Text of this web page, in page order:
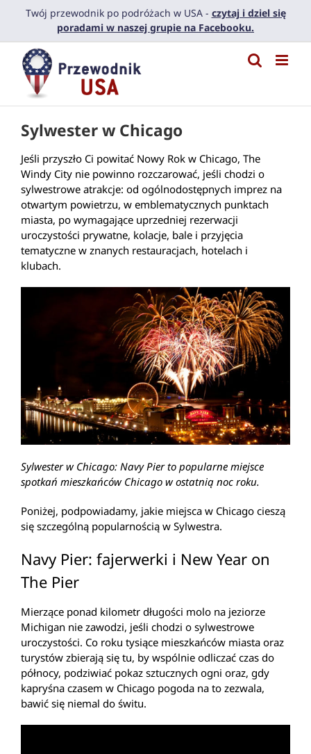
PrzejdźTwój przewodnik po podróżach w USA - czytaj i dziel się
poradami w naszej grupie na Facebooku.
Sylwester w Chicago
Jeśli przyszło Ci powitać Nowy Rok w Chicago, The
Windy City nie powinno rozczarować, jeśli chodzi o
sylwestrowe atrakcje: od ogólnodostępnych imprez na
otwartym powietrzu, w emblematycznych punktach
miasta, po wymagające uprzedniej rezerwacji
uroczystości prywatne, kolacje, bale i przyjęcia
tematyczne w znanych restauracjach, hotelach i
klubach.
Sylwester w Chicago: Navy Pier to popularne miejsce
spotkań mieszkańców Chicago w ostatnią noc roku.
Poniżej, podpowiadamy, jakie miejsca w Chicago cieszą
się szczególną popularnością w Sylwestra.
Navy Pier: fajerwerki i New Year on
The Pier
Mierzące ponad kilometr długości molo na jeziorze
Michigan nie zawodzi, jeśli chodzi o sylwestrowe
uroczystości. Co roku tysiące mieszkańców miasta oraz
turystów zbierają się tu, by wspólnie odliczać czas do
północy, podziwiać pokaz sztucznych ogni oraz, gdy
kapryśna czasem w Chicago pogoda na to zezwala,
bawić się niemal do świtu.